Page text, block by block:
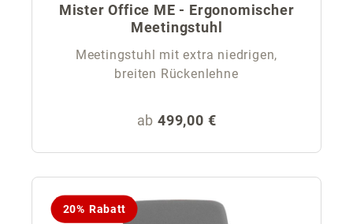
Mister Office ME - Ergonomischer
Meetingstuhl
Meetingstuhl mit extra niedrigen,
breiten Rückenlehne
Regulärer Preis:
ab 499,00 €
20% Rabatt